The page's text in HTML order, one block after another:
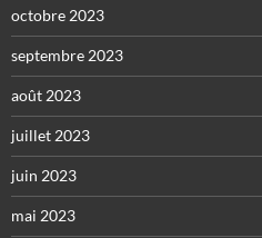
octobre 2023
septembre 2023
août 2023
juillet 2023
juin 2023
mai 2023